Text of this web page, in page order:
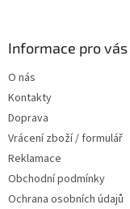
Informace pro vás
O nás
Kontakty
Doprava
Vrácení zboží / formulář
Reklamace
Obchodní podmínky
Ochrana osobních údajů